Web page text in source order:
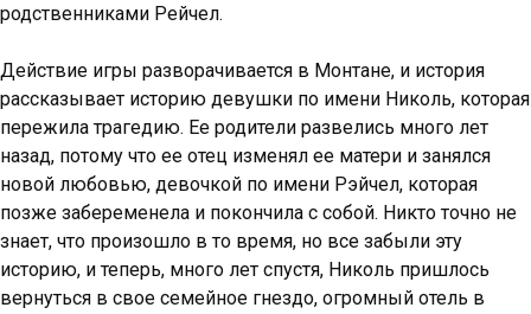
родственниками Рейчел.
Действие игры разворачивается в Монтане, и история
рассказывает историю девушки по имени Николь, которая
пережила трагедию. Ее родители развелись много лет
назад, потому что ее отец изменял ее матери и занялся
новой любовью, девочкой по имени Рэйчел, которая
позже забеременела и покончила с собой. Никто точно не
знает, что произошло в то время, но все забыли эту
историю, и теперь, много лет спустя, Николь пришлось
вернуться в свое семейное гнездо, огромный отель в